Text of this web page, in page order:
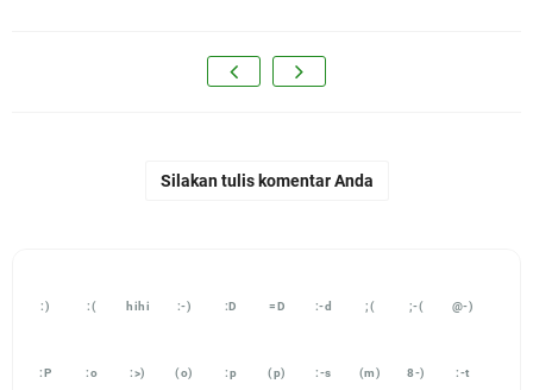
Silakan tulis komentar Anda
:) :( hihi :-) :D =D :-d ;( ;-( @-)
:P :o :>) (o) :p (p) :-s (m) 8-) :-t